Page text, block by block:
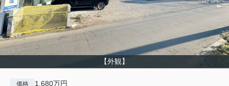
【外観】
価格 1,680万円